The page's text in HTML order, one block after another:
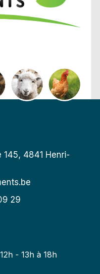
145, 4841 Henri-
29
- 13h à 18h